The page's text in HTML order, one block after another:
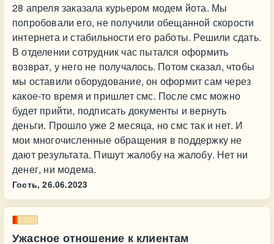
28 апреля заказала курьером модем йота. Мы
попробовали его, не получили обещанной скорости
интернета и стабильности его работы. Решили сдать.
В отделении сотрудник час пытался оформить
возврат, у него не получалось. Потом сказал, чтобы
мы оставили оборудование, он оформит сам через
какое-то время и пришлет смс. После смс можно
будет прийти, подписать документы и вернуть
деньги. Прошло уже 2 месяца, но смс так и нет. И
мои многочисленные обращения в поддержку не
дают результата. Пишут жалобу на жалобу. Нет ни
денег, ни модема.
Гость, 26.06.2023
Ужасное отношение к клиентам